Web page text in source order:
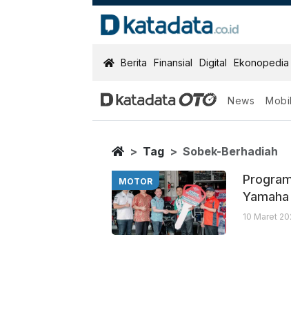
KatadataOTO
Berita Finansial Digital Ekonopedia
News Mobil
Sobek
Berita Terbaru
Home
Tag Sobek-Berhadiah
MOTOR
10 Maret